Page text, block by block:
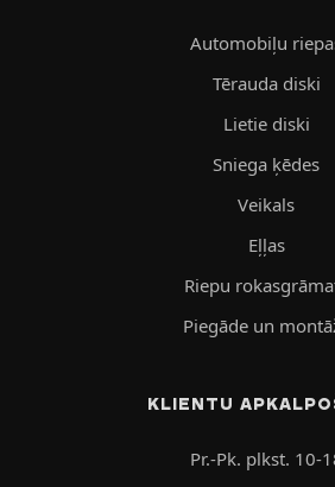
Automobiļu
Tērauda diski
Lietie diski
Sniega ķēdes
Veikals
Eļļas
Riepu
Piegāde un
KLIENTU
Pr.-Pk. plkst. 10-